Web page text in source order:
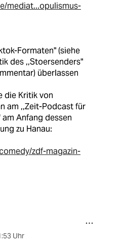
mediat...opulismus-
Formaten" (siehe
des ,,Stoersenders"
überlassen
die Kritik von
am ,,Zeit-Podcast für
Anfang dessen
zu Hanau:
zdf-magazin-
Uhr